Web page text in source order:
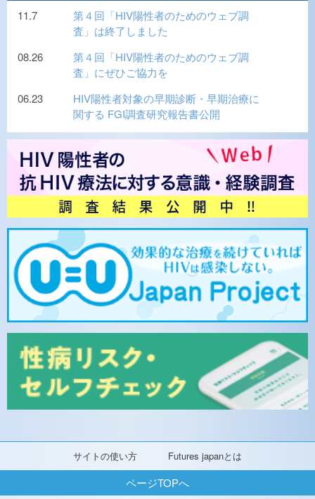
サイトの使い方 Futures japanとは
11.7
第４回「HIV陽性者のためのウェブ調
査」は終了しました
08.26
第４回「HIV陽性者のためのウェブ調
査」にぜひご協力を
06.23
HIV陽性者対象の早期診断・早期治療に
関する FGI調査研究報告書公開
ページTOPへ